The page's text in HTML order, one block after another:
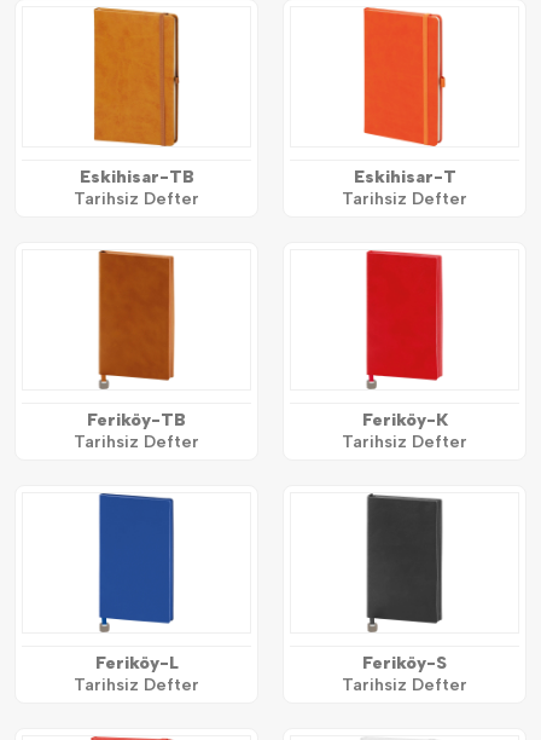
Eskihisar-TB
Tarihsiz Defter
Eskihisar-T
Tarihsiz Defter
Feriköy-TB
Tarihsiz Defter
Feriköy-K
Tarihsiz Defter
Feriköy-L
Tarihsiz Defter
Feriköy-S
Tarihsiz Defter